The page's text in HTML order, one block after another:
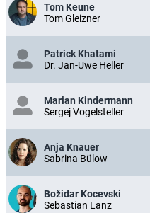
Tom Keune
Tom Gleizner
Patrick Khatami
Dr. Jan-Uwe Heller
Marian Kindermann
Sergej Vogelsteller
Anja Knauer
Sabrina Bülow
Božidar Kocevski
Sebastian Lanz